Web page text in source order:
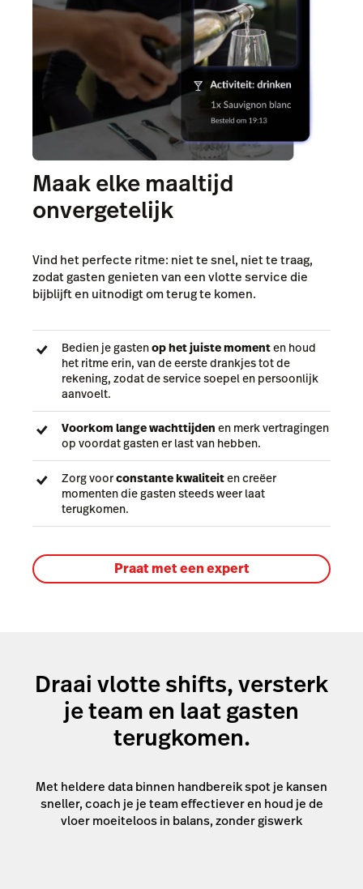
Maak elke maaltijd
onvergetelijk
Vind het perfecte ritme: niet te snel, niet te traag,
zodat gasten genieten van een vlotte service die
bijblijft en uitnodigt om terug te komen.
Bedien je gastenop het juiste momenten houd
het ritme erin, van de eerste drankjes tot de
rekening, zodat de service soepel en persoonlijk
aanvoelt.
Voorkom lange wachttijden en merk vertragingen
op voordat gasten er last van hebben.
Zorg voorconstante kwaliteiten creëer
momenten die gasten steeds weer laat
terugkomen.
Praat met een expert
Draai vlotte shifts, versterk
je team en laat gasten
terugkomen.
Met heldere data binnen handbereik spot je kansen
sneller, coach je je team effectiever en houd je de
vloer moeiteloos in balans, zonder giswerk